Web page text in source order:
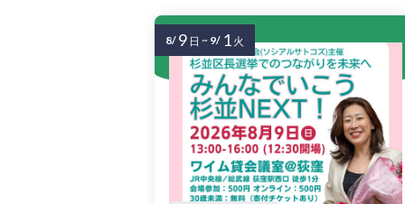
8/ 9 日 ~ 9/ 1 火